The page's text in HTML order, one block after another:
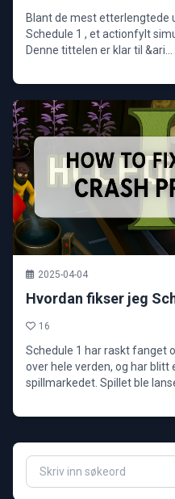
Blant de mest etterlengtede
Schedule 1 , et actionfylt
Denne tittelen er klar til &ari...
2025-04-04
Hvordan fikser jeg
16
Schedule 1 har raskt fanget
over hele verden, og har
spillmarkedet. Spillet ble